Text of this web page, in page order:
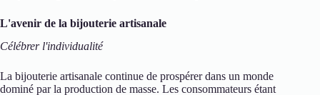
L'avenir de la bijouterie artisanale
Célébrer l'individualité
La bijouterie artisanale continue de prospérer dans un monde
dominé par la production de masse. Les consommateurs étant